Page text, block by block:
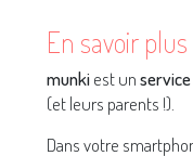
En savoir
munkiest un
(et leurs parents !).
Dans votre